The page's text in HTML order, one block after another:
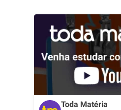
Toda Matéria